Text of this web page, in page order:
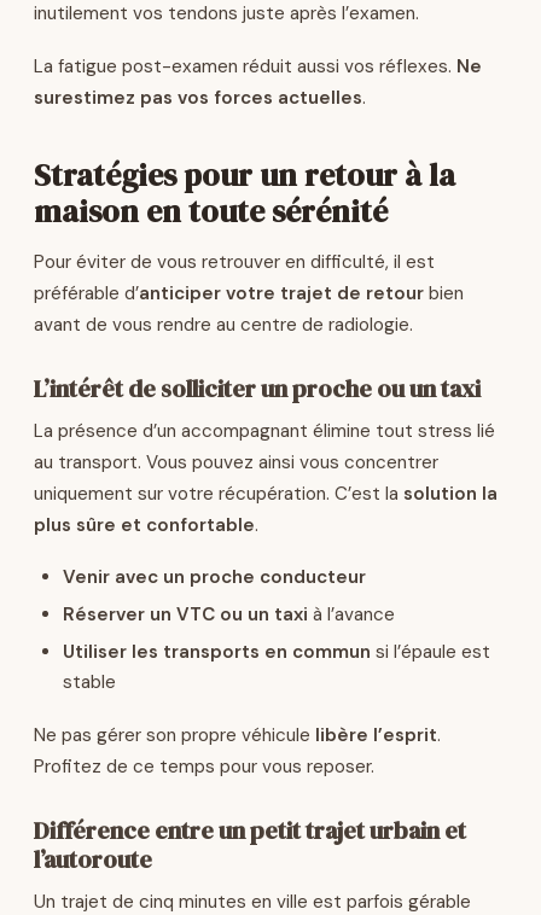
inutilement vos tendons juste après l’examen.
La fatigue post-examen réduit aussi vos réflexes. Ne
surestimez pas vos forces actuelles.
Stratégies pour un retour à la
maison en toute sérénité
Pour éviter de vous retrouver en difficulté, il est
préférable d’anticiper votre trajet de retour bien
avant de vous rendre au centre de radiologie.
L’intérêt de solliciter un proche ou un taxi
La présence d’un accompagnant élimine tout stress lié
au transport. Vous pouvez ainsi vous concentrer
uniquement sur votre récupération. C’est la solution la
plus sûre et confortable.
Venir avec un proche conducteur
Réserver un VTC ou un taxi à l’avance
Utiliser les transports en commun si l’épaule est
stable
Ne pas gérer son propre véhicule libère l’esprit.
Profitez de ce temps pour vous reposer.
Différence entre un petit trajet urbain et
l’autoroute
Un trajet de cinq minutes en ville est parfois gérable